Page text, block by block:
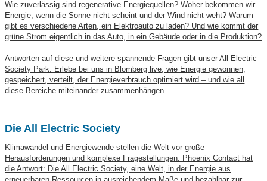
Wie zuverlässig sind regenerative Energiequellen? Woher bekommen wir
Energie, wenn die Sonne nicht scheint und der Wind nicht weht? Warum
gibt es verschiedene Arten, ein Elektroauto zu laden? Und wie kommt der
grüne Strom eigentlich in das Auto, in ein Gebäude oder in die Produktion?
Antworten auf diese und weitere spannende Fragen gibt unser All Electric
Society Park: Erlebe bei uns in Blomberg live, wie Energie gewonnen,
gespeichert, verteilt, der Energieverbrauch optimiert wird – und wie all
diese Bereiche miteinander zusammenhängen.
Die All Electric Society
Klimawandel und Energiewende stellen die Welt vor große
Herausforderungen und komplexe Fragestellungen. Phoenix Contact hat
die Antwort: Die All Electric Society, eine Welt, in der Energie aus